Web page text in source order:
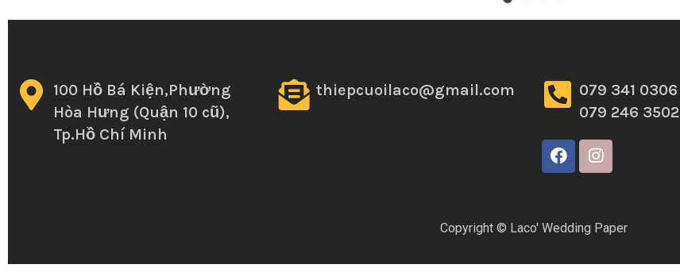
100 Hồ Bá Kiện,Phường
Hòa Hưng (Quận 10 cũ),
Tp.Hồ Chí Minh
thiepcuoilaco@gmail.com
079 341 0306
079 246 3502
Copyright © Laco' Wedding Paper